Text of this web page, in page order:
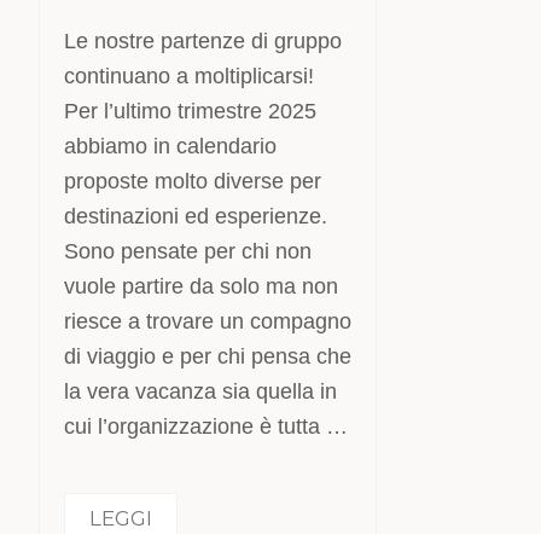
Le nostre partenze di gruppo
continuano a moltiplicarsi!
Per l’ultimo trimestre 2025
abbiamo in calendario
proposte molto diverse per
destinazioni ed esperienze.
Sono pensate per chi non
vuole partire da solo ma non
riesce a trovare un compagno
di viaggio e per chi pensa che
la vera vacanza sia quella in
cui l’organizzazione è tutta …
LEGGI